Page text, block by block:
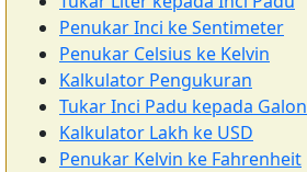
Penukar Inci ke Sentimeter
Penukar Celsius ke Kelvin
Kalkulator Pengukuran
Tukar Inci Padu kepada Galon
Kalkulator Lakh ke USD
Penukar Kelvin ke Fahrenheit